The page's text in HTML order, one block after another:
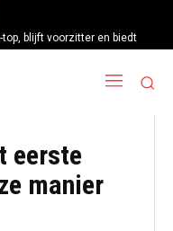
top, blijft voorzitter en biedt
eerste
manier